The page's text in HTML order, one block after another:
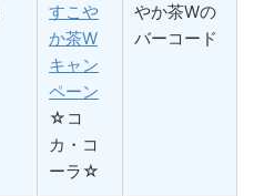
すこや
か茶W
キャン
ペーン
☆コ
カ・コ
ーラ☆
やか茶Wの
バーコード